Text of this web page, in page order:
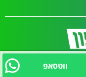
ווטסאפ